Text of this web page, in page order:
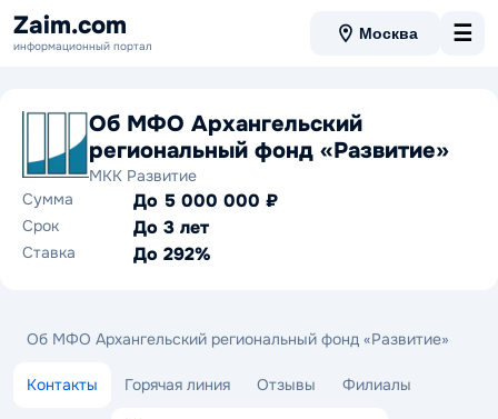
Zaim.com
информационный портал
Москва ☰
Об МФО Архангельский
региональный фонд «Развитие»
МКК Развитие
Сумма
До 5 000 000 ₽
Срок До 3 лет
Ставка До 292%
Об МФО Архангельский региональный фонд «Развитие»
Контакты Горячая линия Отзывы Филиалы